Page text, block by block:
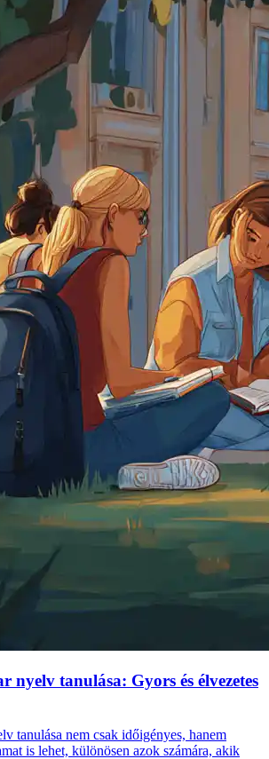
nyelv tanulása: Gyors és élvezetes
tanulása nem csak időigényes, hanem
is lehet, különösen azok számára, akik